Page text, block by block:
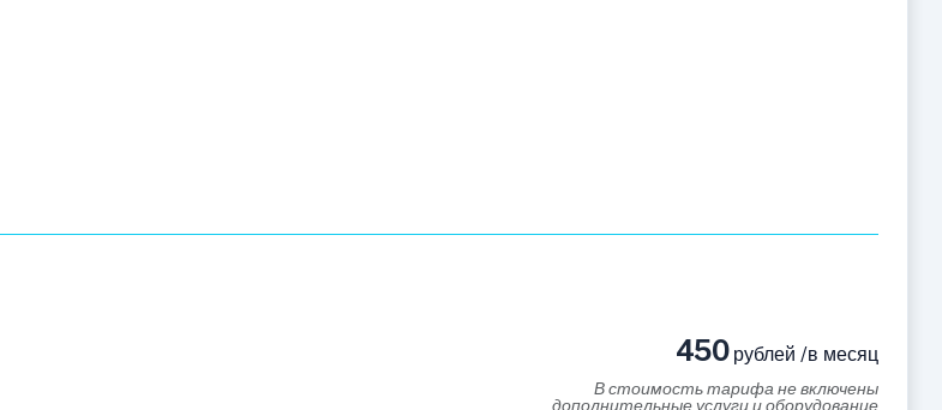
450рублей /в месяц
В стоимость тарифа не включены
дополнительные услуги и оборудование